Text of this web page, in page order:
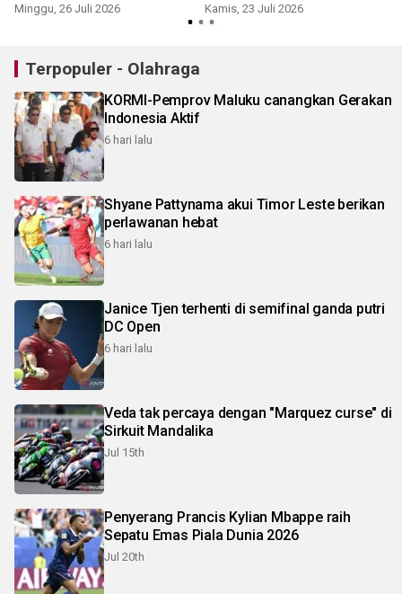
Minggu, 26 Juli 2026 Kamis, 23 Juli 2026
Terpopuler - Olahraga
KORMI-Pemprov Maluku canangkan Gerakan
Indonesia Aktif
6 hari lalu
Shyane Pattynama akui Timor Leste berikan
perlawanan hebat
6 hari lalu
Janice Tjen terhenti di semifinal ganda putri
DC Open
6 hari lalu
Veda tak percaya dengan "Marquez curse" di
Sirkuit Mandalika
Jul 15th
Penyerang Prancis Kylian Mbappe raih
Sepatu Emas Piala Dunia 2026
Jul 20th